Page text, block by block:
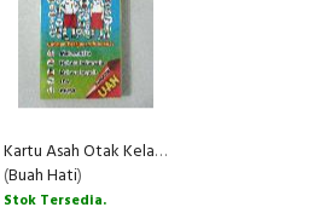
Kartu Asah Otak Kelas 4 SD
(Buah Hati)
Stok Tersedia.